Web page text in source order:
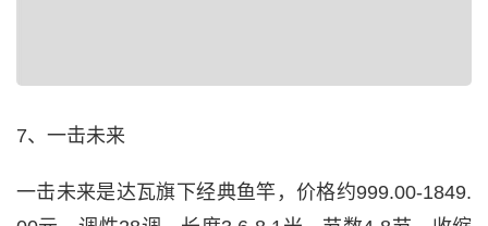
7、一击未来
一击未来是达瓦旗下经典鱼竿，价格约999.00-1849.